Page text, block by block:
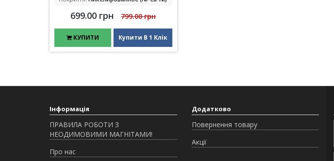
699.00 грн 799.00 грн
КУПИТИ Купити В 1 Клік
Інформація
ПРАВИЛА РОБОТИ З
НЕОДИМОВИМИ МАГНІТАМИ!
Про нас
Додатково
Повернення товару
Акції